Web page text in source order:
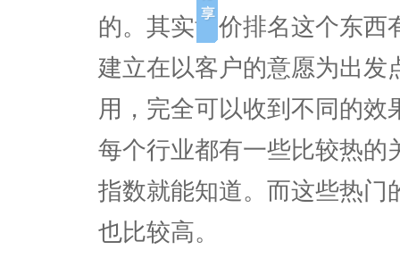
的。其实竞价排名这个东
建立在以客户的意愿为出发
用，完全可以收到不同的效
每个行业都有一些比较热的
指数就能知道。而这些热门
也比较高。